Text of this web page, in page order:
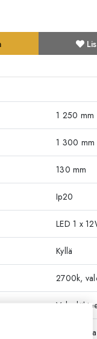
1 250 mm
1 300 mm
130 mm
Ip20
LED 1 x
Kyllä
2700k,
3-4 viikkoa